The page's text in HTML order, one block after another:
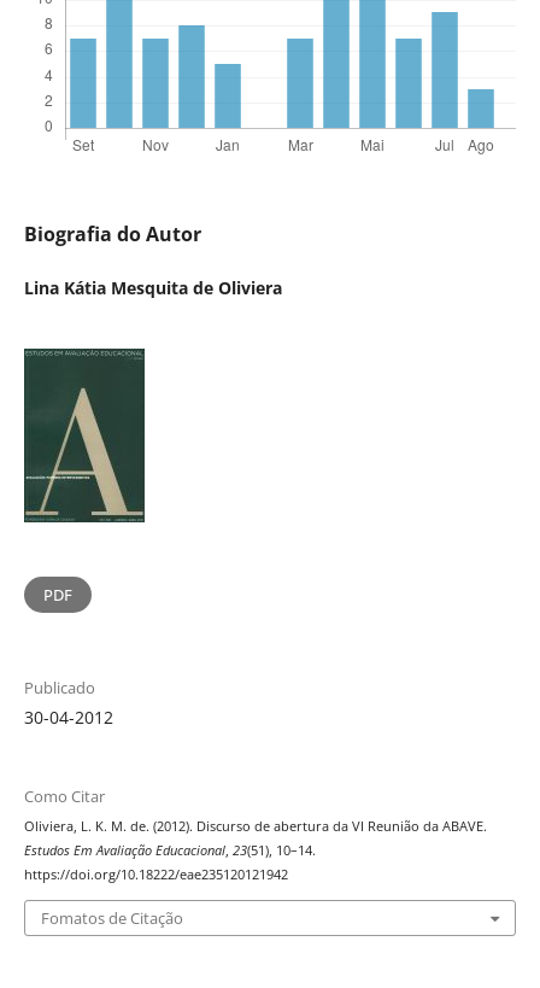
Biografia do Autor
Lina Kátia Mesquita de Oliviera
PDF
Publicado
30-04-2012
Como Citar
Oliviera, L. K. M. de. (2012). Discurso de abertura da VI Reunião da ABAVE.
Estudos Em Avaliação Educacional, 23(51), 10–14.
https://doi.org/10.18222/eae235120121942
Fomatos de Citação